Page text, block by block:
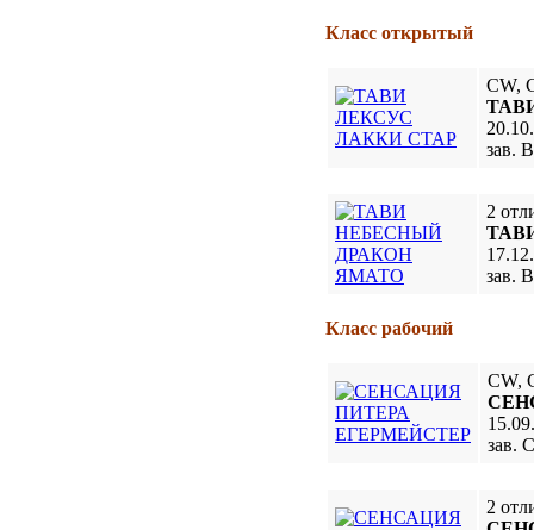
Класс открытый
CW,
зав.
2
зав.
Класс рабочий
CW,
зав.
2